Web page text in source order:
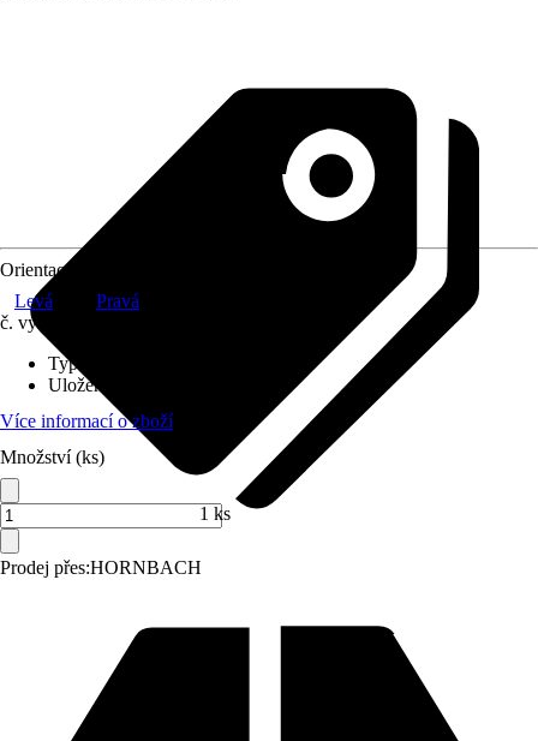
Prodej přes:HORNBACH
Orientace
Levá
Pravá
č. výrobku
Typ skla
Uložení skla
Více informací o zboží
Množství (ks)
1 ks